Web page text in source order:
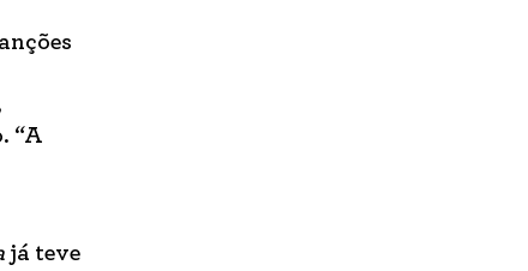
“A
já teve